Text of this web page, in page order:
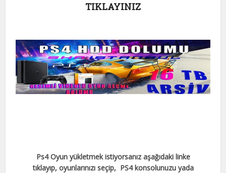
TIKLAYINIZ
Ps4 Oyun yükletmek istiyorsanız aşağıdaki linke
tıklayıp, oyunlarınızı seçip, PS4 konsolunuzu yada